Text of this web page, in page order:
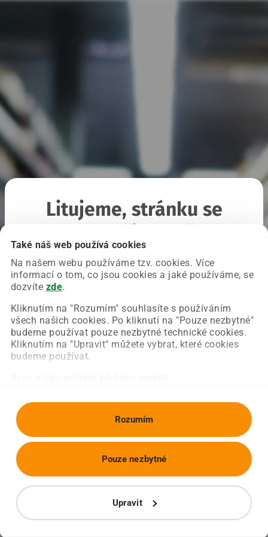
Také náš web používá cookies
Na našem webu používáme tzv. cookies. Více
informací o tom, co jsou cookies a jaké používáme, se
dozvíte zde.
Kliknutím na "Rozumím" souhlasíte s používáním
všech našich cookies. Po kliknutí na "Pouze nezbytné"
budeme používat pouze nezbytné technické cookies.
Kliknutím na "Upravit" můžete vybrat, které cookies
budeme používat.
Rozumím
Upravit
Pouze nezbytné
Litujeme, stránku se
Chyba nastala na naší straně a už ji opravujeme.
Zkuste prosím znovu načíst požadovanou stránku.
Obnovit stránku Úvodní strana